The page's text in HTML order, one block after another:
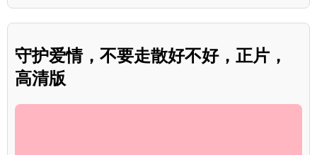
守护爱情，不要走散好不好，正片，
高清版